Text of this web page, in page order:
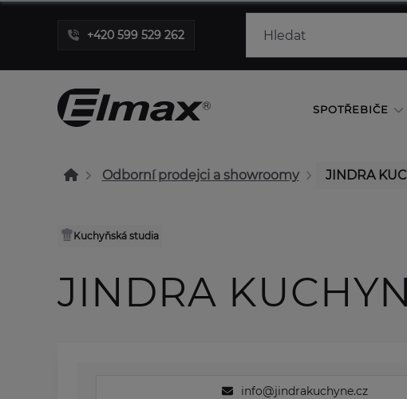
+420 599 529 262
SPOTŘEBIČE
Odborní prodejci a showroomy JINDRA
Kuchyňská studia
JINDRA
info@jindrakuchyne.cz